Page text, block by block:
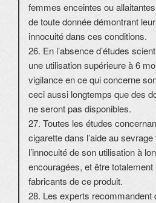
femmes enceintes ou
de toute donnée démontrant
innocuité dans ces conditions.
26. En l’absence d’études
une utilisation supérieure à 6
vigilance en ce qui concerne
ceci aussi longtemps que des
ne seront pas disponibles.
27. Toutes les études
cigarette dans l’aide au
l’innocuité de son utilisation à
encouragées, et être
fabricants de ce produit.
28. Les experts recommandent